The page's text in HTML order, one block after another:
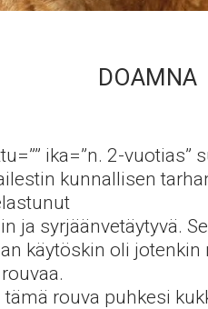
DOAMNA
ika=”n. 2-vuotias”
kunnallisen
ja syrjäänvetäytyvä.
käytöskin oli
rouva puhkesi